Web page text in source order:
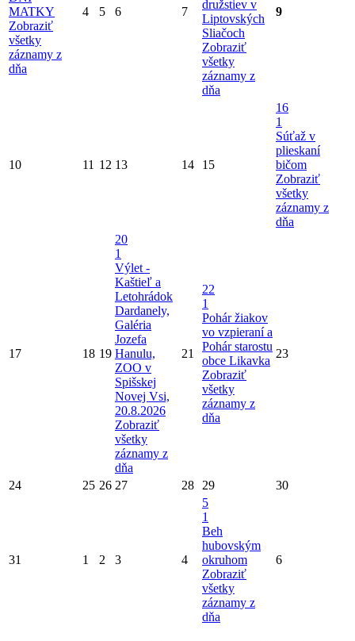
MATKY
Zobraziť
všetky
záznamy z
dňa
4 5 6 7
družstiev v
Liptovských
Sliačoch
Zobraziť
všetky
záznamy z
dňa
9
10 11 12 13 14 15
16
1
Súťaž v
plieskaní
bičom
Zobraziť
všetky
záznamy z
dňa
17 18 19
20
1
Výlet -
Kaštieľ a
Letohrádok
Dardanely,
Galéria
Jozefa
Hanulu,
ZOO v
Spišskej
Novej Vsi,
20.8.2026
Zobraziť
všetky
záznamy z
dňa
21
22
1
Pohár žiakov
vo vzpieraní a
Pohár starostu
obce Likavka
Zobraziť
všetky
záznamy z
dňa
23
24 25 26 27 28 29 30
31 1 2 3 4
5
1
Beh
hubovským
okruhom
Zobraziť
všetky
záznamy z
dňa
6